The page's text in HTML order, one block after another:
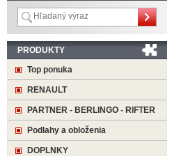
PRODUKTY
Top ponuka
RENAULT
PARTNER - BERLINGO - RIFTER
Podlahy a obloženia
DOPLNKY